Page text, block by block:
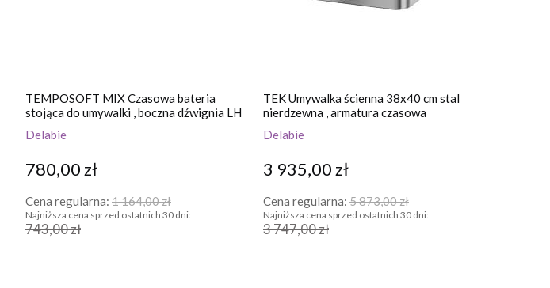
TEMPOSOFT MIX Czasowa bateria
stojąca do umywalki , boczna dźwignia LH
Delabie
780,00 zł
Cena regularna: 1 164,00 zł
Najniższa cena sprzed ostatnich 30 dni:
743,00 zł
TEK Umywalka ścienna 38x40 cm stal
nierdzewna , armatura czasowa
Delabie
3 935,00 zł
Cena regularna: 5 873,00 zł
Najniższa cena sprzed ostatnich 30 dni:
3 747,00 zł